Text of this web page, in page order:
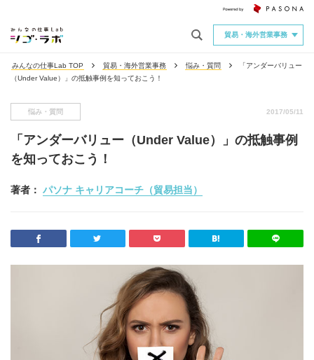
貿易・海外営業事務
みんなの仕事Lab TOP 貿易・海外営業事務 悩み・質問
「アンダーバリュー
（Under Value）」の抵触事例を知っておこう！
悩み・質問 2017/05/11
「アンダーバリュー（Under Value）」の抵触事例
を知っておこう！
著者： パソナ キャリアコーチ（貿易担当）